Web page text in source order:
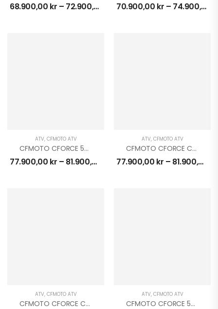
68.900,00 kr – 72.900,00 70.900,00 kr – 74.900,00
ATV, CFMOTO ATV
CFMOTO CFORCE 520 EFi EPS 4X4
77.900,00 kr – 81.900,00
ATV, CFMOTO ATV
CFMOTO CFORCE C5 EPS 4X4
77.900,00 kr – 81.900,00
ATV, CFMOTO ATV
CFMOTO CFORCE C5 EPS 4X4
ATV, CFMOTO ATV
CFMOTO CFORCE 520 TOURING EFi EPS 4X4